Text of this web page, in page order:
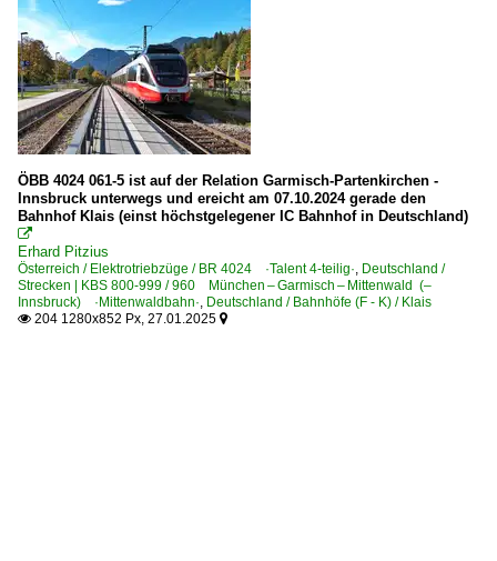
ÖBB 4024 061-5 ist auf der Relation Garmisch-Partenkirchen -
Innsbruck unterwegs und ereicht am 07.10.2024 gerade den
Bahnhof Klais (einst höchstgelegener IC Bahnhof in Deutschland)

Erhard Pitzius
Österreich / Elektrotriebzüge / BR 4024 ·Talent 4-teilig·, Deutschland /
Strecken | KBS 800-999 / 960 München – Garmisch – Mittenwald (–
Innsbruck) ·Mittenwaldbahn·, Deutschland / Bahnhöfe (F - K) / Klais
 204 1280x852 Px, 27.01.2025 